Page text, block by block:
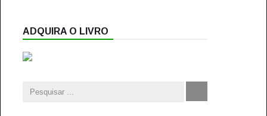
ADQUIRA O LIVRO